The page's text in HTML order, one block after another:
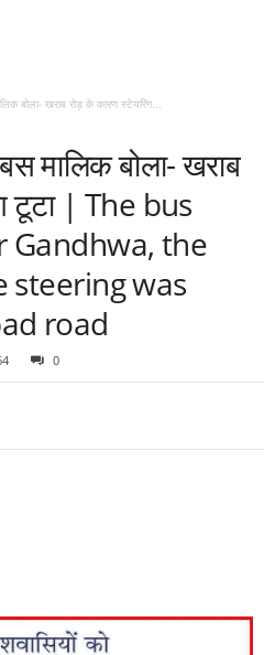
बोला- खराब रोड़ के कारण स्टेयरिंग...
मालिक बोला- खराब
टूटा | The bus
Gandhwa, the
steering was
road
0